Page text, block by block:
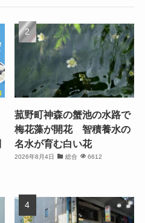
菰野町神森の蟹池の水路で
梅花藻が開花 智積養水の
名水が育む白い花
2026年8月4日 総合 6612